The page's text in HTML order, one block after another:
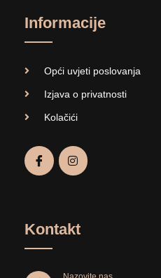
Informacije
Opći uvjeti poslovanja
Izjava o privatnosti
Kolačići
Kontakt